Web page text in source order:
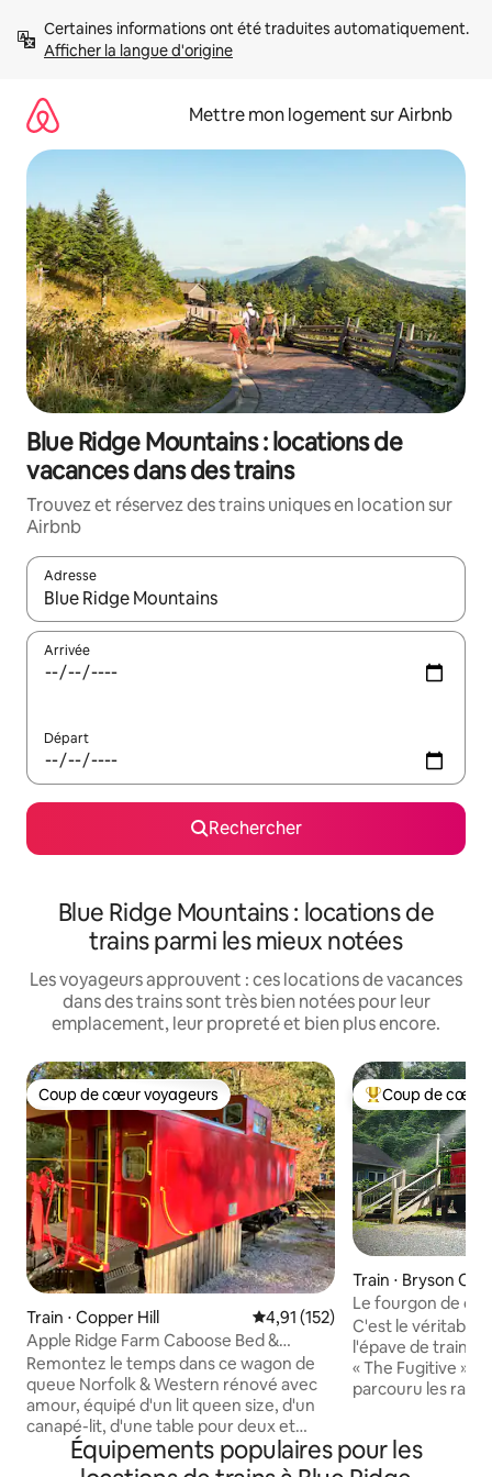
directement
Afficher la langue d'origine
Mettre mon logement sur Airbnb
Blue Ridge Mountains : locations de
vacances dans des trains
Trouvez et réservez des trains uniques en location sur
Airbnb
Adresse
Lorsque les résultats s'affichent, utilisez les flèches vers le
Arrivée
Départ
Rechercher
Blue Ridge Mountains : locations de
trains parmi les mieux notées
Les voyageurs approuvent : ces locations de vacances
dans des trains sont très bien notées pour leur
emplacement, leur propreté et bien plus encore.
Coup de cœur voyageurs
Coup de cœur voyageurs
Train ⋅ Copper Hill Évaluation moyenne sur la
4,91 (152)
Apple Ridge Farm Caboose Bed &
Breakfast - #3 - Chambre d'hôtes
Remontez le temps dans ce wagon de
queue Norfolk & Western rénové avec
amour, équipé d'un lit queen size, d'un
canapé-lit, d'une table pour deux et
d'une salle de bain. Ce B&B unique et
inoubliable offre un petit-déjeuner
Coups de cœur
Coup de cœur
Train ⋅ Bryson City
Le fourgon de
deux pas du
C'est le véritable
l'épave de train
« The Fugitive ».
parcouru les rails
est à moins de 10
restaurants,
Équipements populaires pour les